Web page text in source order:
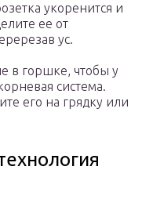
укоренится и
ее от
ус.
в горшке, чтобы у
система.
его на грядку или